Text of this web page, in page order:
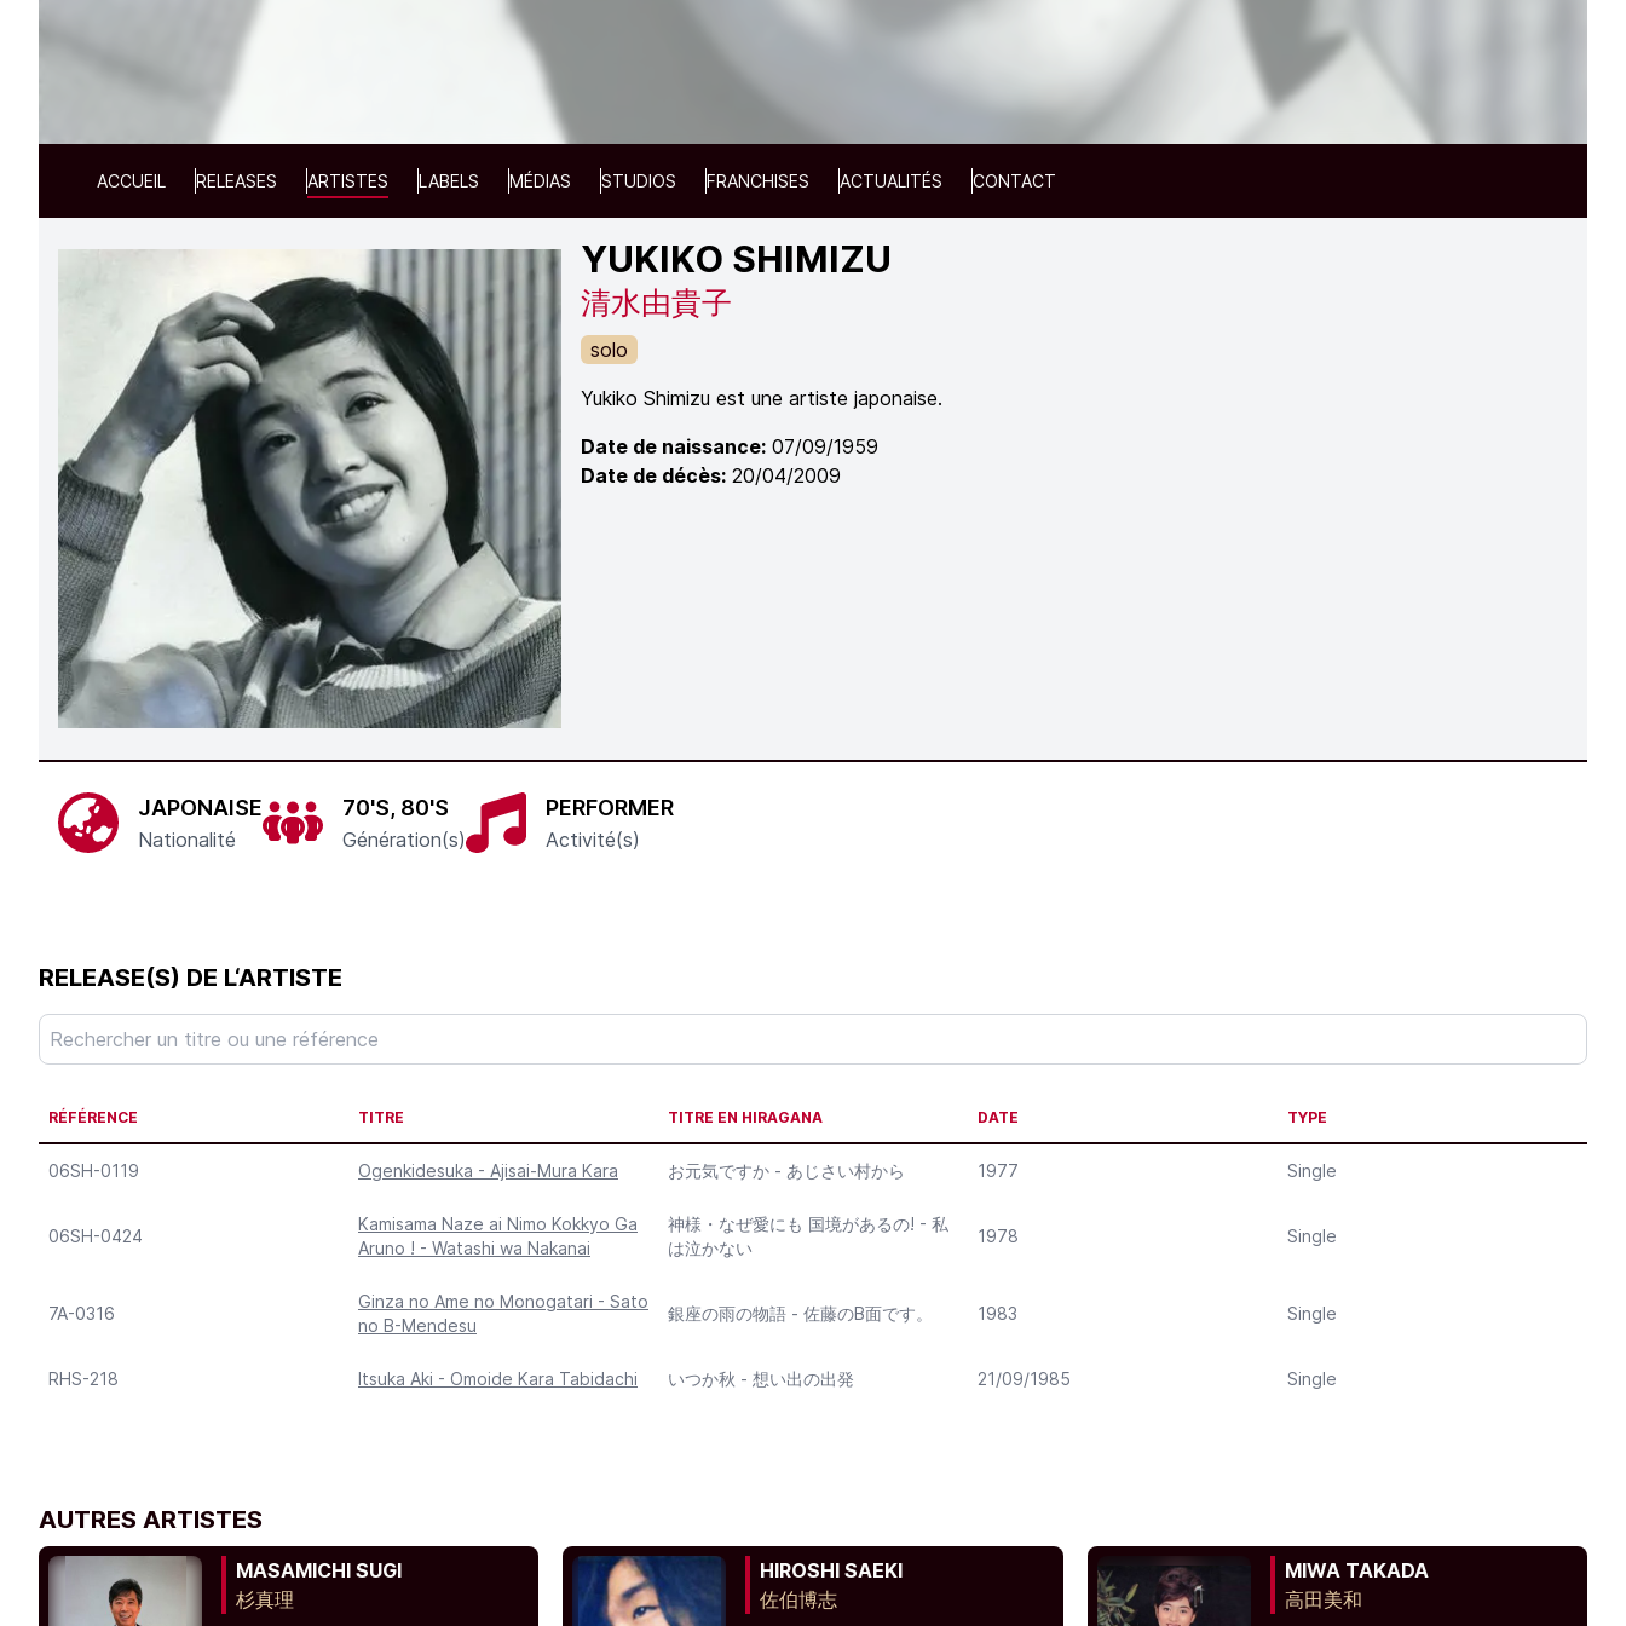
ACCUEIL RELEASES ARTISTES LABELS MÉDIAS STUDIOS FRANCHISES ACTUALITÉS CONTACT
YUKIKO SHIMIZU
清水由貴子
solo
Yukiko Shimizu est une artiste japonaise.
Date de naissance: 07/09/1959
Date de décès: 20/04/2009
JAPONAISE
Nationalité
70'S, 80'S
Génération(s)
PERFORMER
Activité(s)
RELEASE(S) DE L‘ARTISTE
RÉFÉRENCE TITRE TITRE EN HIRAGANA DATE TYPE
06SH-0119 Ogenkidesuka - Ajisai-Mura Kara お元気ですか - あじさい村から 1977 Single
06SH-0424
Kamisama Naze ai Nimo Kokkyo Ga
Aruno ! - Watashi wa Nakanai
神様・なぜ愛にも 国境があるの! - 私
は泣かない
1978 Single
7A-0316
Ginza no Ame no Monogatari - Sato
no B-Mendesu
銀座の雨の物語 - 佐藤のB面です。 1983 Single
RHS-218 Itsuka Aki - Omoide Kara Tabidachi いつか秋 - 想い出の出発 21/09/1985 Single
AUTRES ARTISTES
MASAMICHI SUGI
杉真理
HIROSHI SAEKI
佐伯博志
MIWA TAKADA
高田美和